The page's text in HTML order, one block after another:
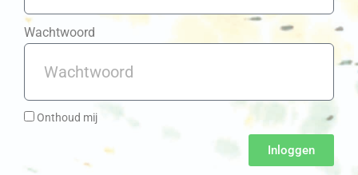
Wachtwoord
Onthoud mij
Inloggen